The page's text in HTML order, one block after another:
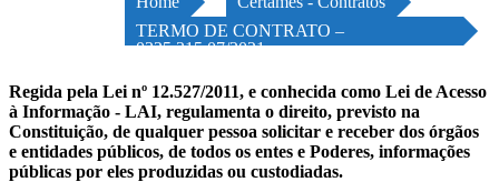
TERMO DE CONTRATO –
0325.315.07/2021
Regida pela Lei nº 12.527/2011, e conhecida como Lei de Acesso
à Informação - LAI, regulamenta o direito, previsto na
Constituição, de qualquer pessoa solicitar e receber dos órgãos
e entidades públicos, de todos os entes e Poderes, informações
públicas por eles produzidas ou custodiadas.